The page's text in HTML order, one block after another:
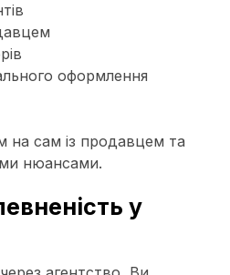
оформлення
на сам із продавцем та
нюансами.
у